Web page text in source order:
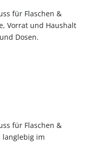
für Flaschen &
Vorrat und Haushalt
Dosen.
für Flaschen &
langlebig im